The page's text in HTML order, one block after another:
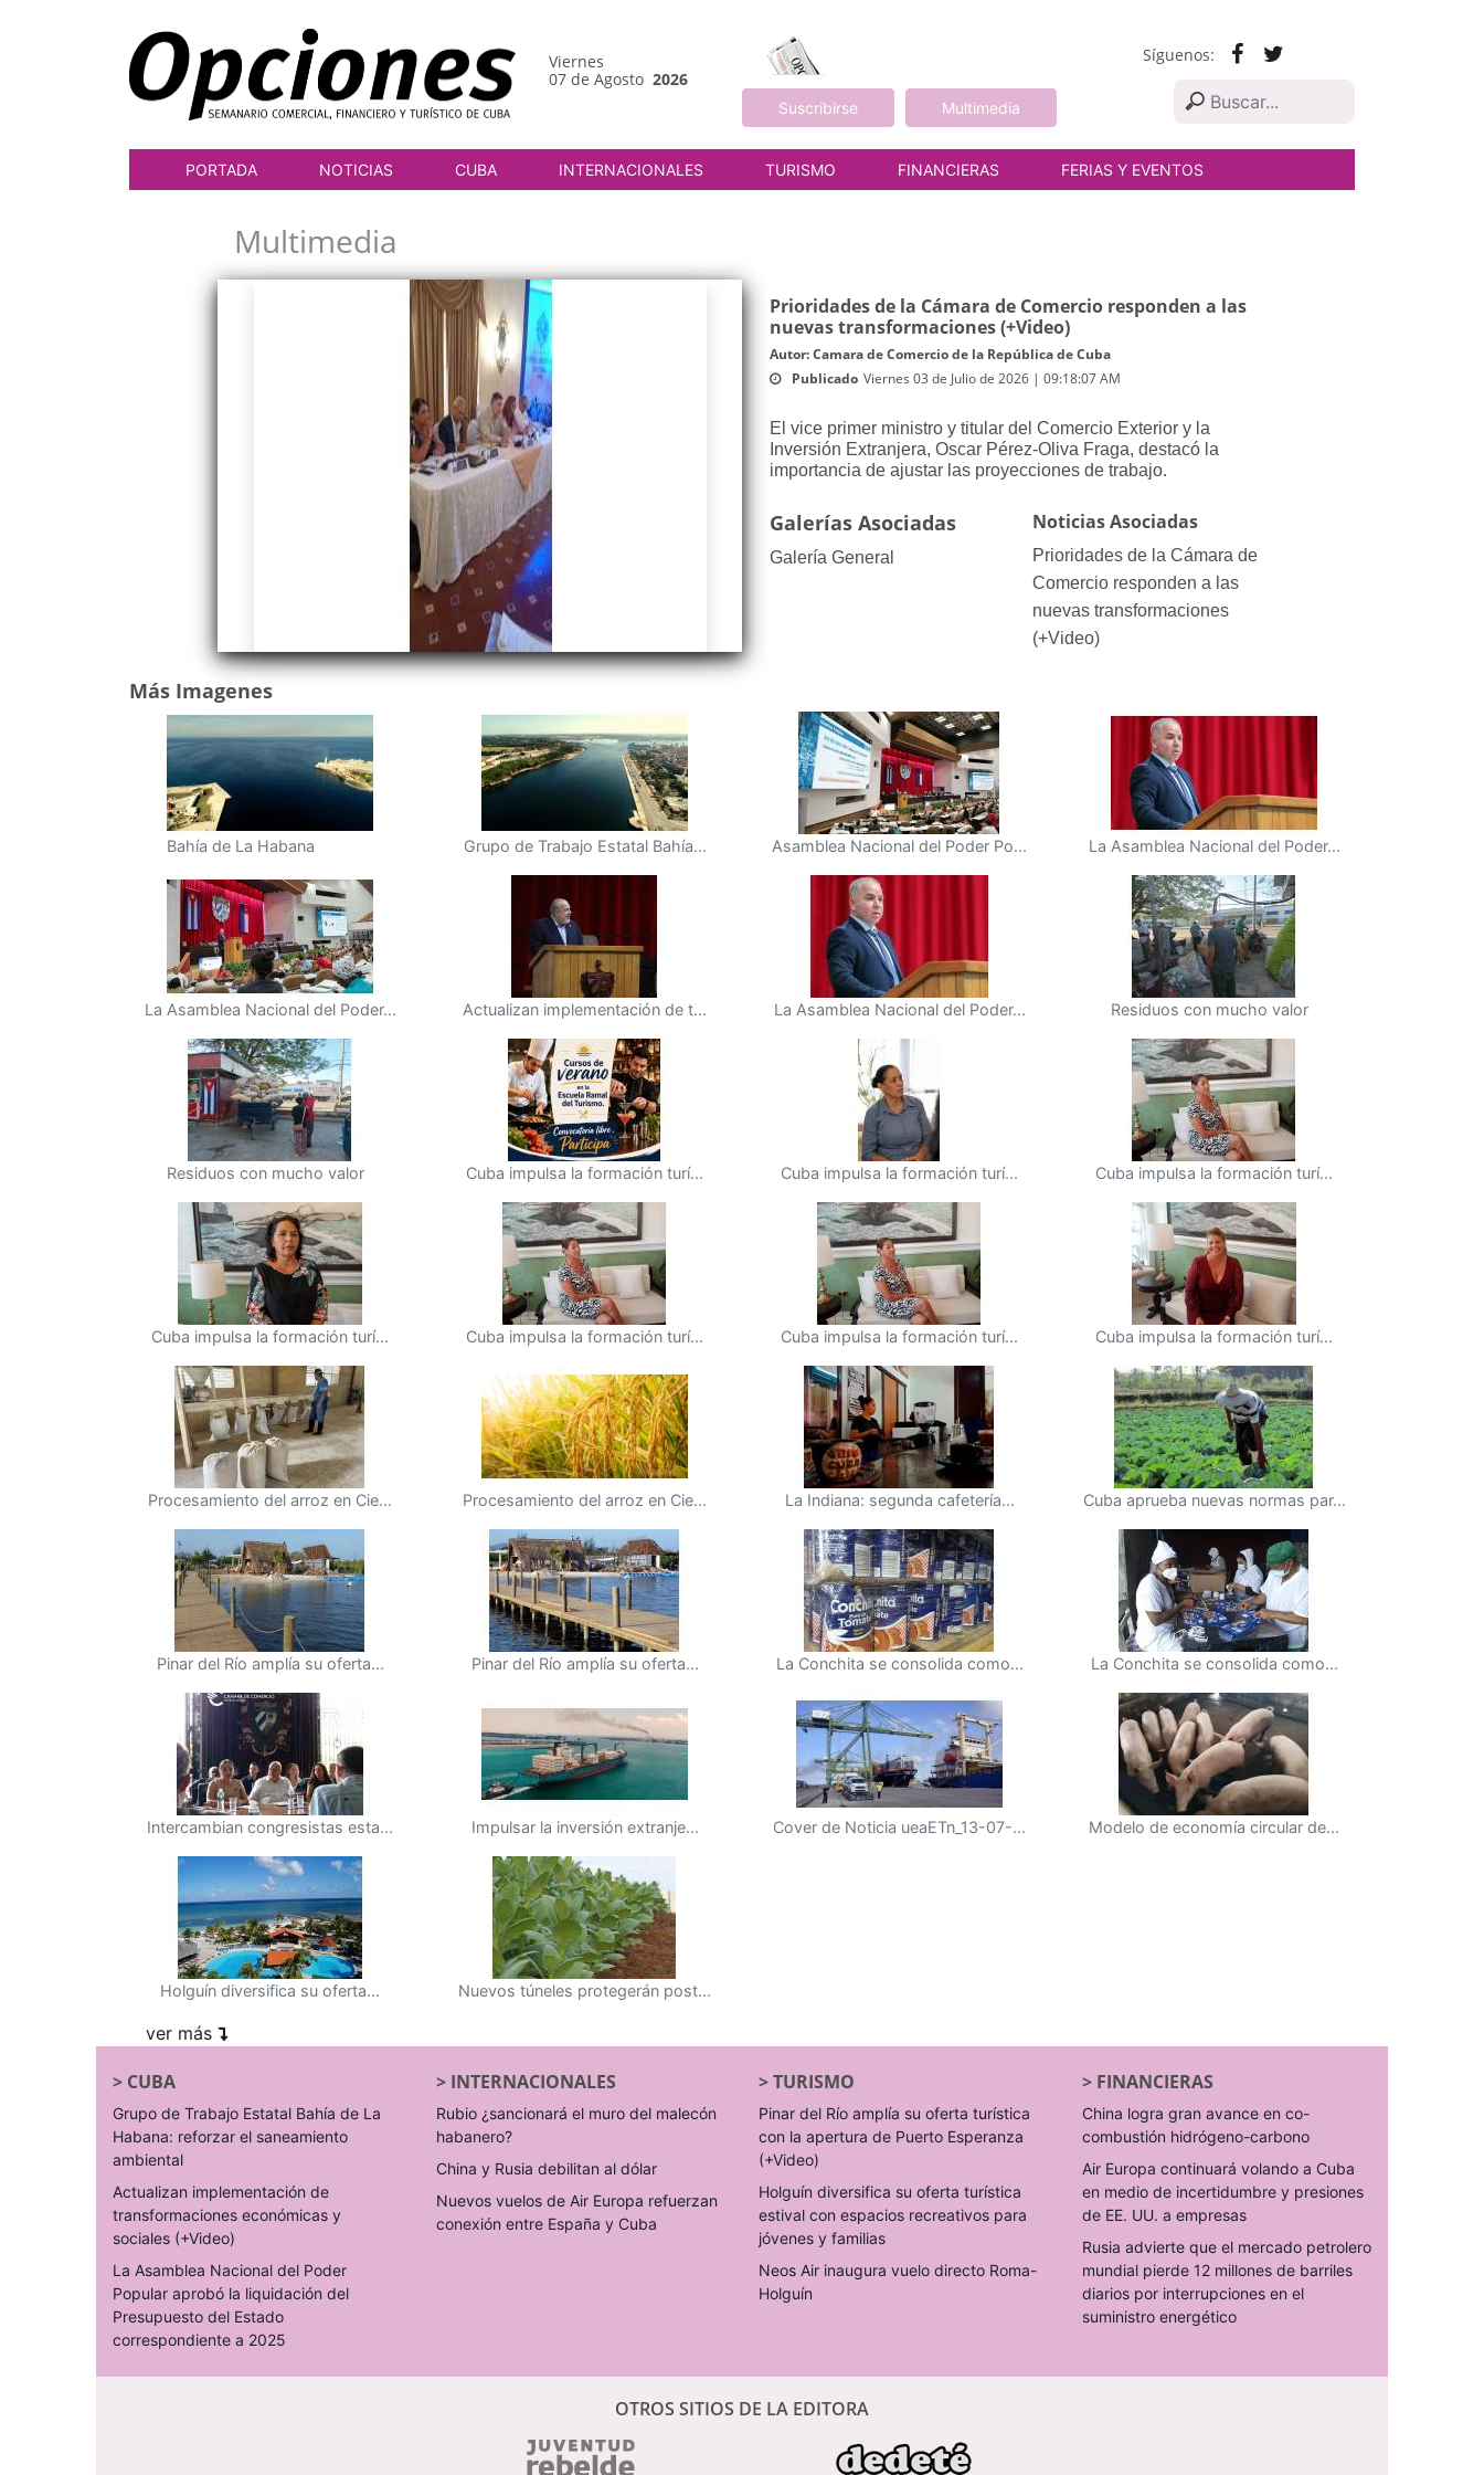
Viernes
07 de Agosto 2026
Suscribirse Multimedia
Síguenos:
PORTADA NOTICIAS CUBA INTERNACIONALES TURISMO FINANCIERAS FERIAS Y EVENTOS
Multimedia
Prioridades de la Cámara de Comercio responden a las
nuevas transformaciones (+Video)
Autor: Camara de Comercio de la República de Cuba
Publicado Viernes 03 de Julio de 2026 | 09:18:07 AM
El vice primer ministro y titular del Comercio Exterior y la
Inversión Extranjera, Oscar Pérez-Oliva Fraga, destacó la
importancia de ajustar las proyecciones de trabajo.
Galerías Asociadas
Galería General
Noticias Asociadas
Prioridades de la Cámara de
Comercio responden a las
nuevas transformaciones
(+Video)
Más Imagenes
Bahía de La Habana Grupo de Trabajo Estatal Bahía... Asamblea Nacional del Poder Po... La Asamblea Nacional del Poder...
La Asamblea Nacional del Poder... Actualizan implementación de t... La Asamblea Nacional del Poder... Residuos con mucho valor
Residuos con mucho valor Cuba impulsa la formación turí... Cuba impulsa la formación turí... Cuba impulsa la formación turí...
Cuba impulsa la formación turí... Cuba impulsa la formación turí... Cuba impulsa la formación turí... Cuba impulsa la formación turí...
Procesamiento del arroz en Cie... Procesamiento del arroz en Cie... La Indiana: segunda cafetería... Cuba aprueba nuevas normas par...
Pinar del Río amplía su oferta... Pinar del Río amplía su oferta... La Conchita se consolida como... La Conchita se consolida como...
Intercambian congresistas esta... Impulsar la inversión extranje... Cover de Noticia ueaETn_13-07-... Modelo de economía circular de...
Holguín diversifica su oferta... Nuevos túneles protegerán post...
ver más
> CUBA
Grupo de Trabajo Estatal Bahía de La
Habana: reforzar el saneamiento
ambiental
Actualizan implementación de
transformaciones económicas y
sociales (+Video)
La Asamblea Nacional del Poder
Popular aprobó la liquidación del
Presupuesto del Estado
correspondiente a 2025
> INTERNACIONALES
Rubio ¿sancionará el muro del malecón
habanero?
China y Rusia debilitan al dólar
Nuevos vuelos de Air Europa refuerzan
conexión entre España y Cuba
>TURISMO
Pinar del Río amplía su oferta turística
con la apertura de Puerto Esperanza
(+Video)
Holguín diversifica su oferta turística
estival con espacios recreativos para
jóvenes y familias
Neos Air inaugura vuelo directo Roma-
Holguín
> FINANCIERAS
China logra gran avance en co-
combustión hidrógeno-carbono
Air Europa continuará volando a Cuba
en medio de incertidumbre y presiones
de EE. UU. a empresas
Rusia advierte que el mercado petrolero
mundial pierde 12 millones de barriles
diarios por interrupciones en el
suministro energético
OTROS SITIOS DE LA EDITORA